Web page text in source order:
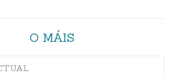
O MÁIS